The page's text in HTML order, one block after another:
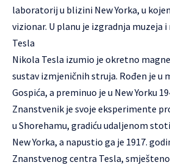
laboratorij u blizini New Yorka, u
vizionar. U planu je izgradnja muzeja
Tesla
Nikola Tesla izumio je okretno
sustav izmjeničnih struja. Rođen je u
Gospića, a preminuo je u New Yorku
Znanstvenik je svoje eksperimente
u Shorehamu, gradiću udaljenom
New Yorka, a napustio ga je 1917.
Znanstvenog centra Tesla,